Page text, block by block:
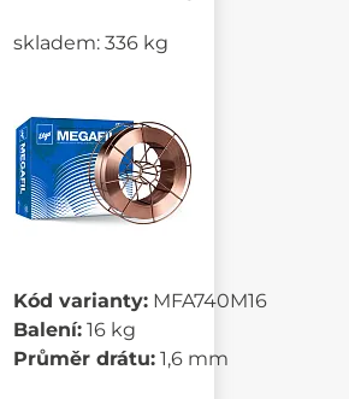
skladem: 336 kg
Kód varianty: MFA740M16
Balení: 16 kg
Průměr drátu: 1,6 mm